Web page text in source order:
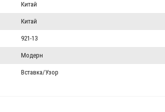
Китай
Китай
921-13
Модерн
Вставка/Узор